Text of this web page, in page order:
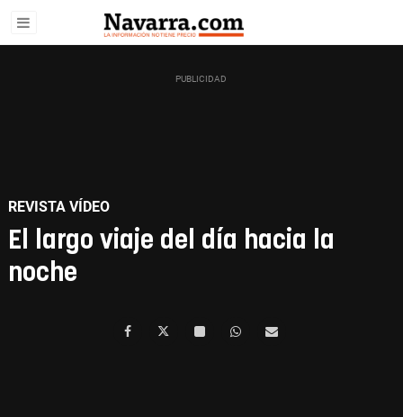
REVISTA VÍDEO
El largo viaje del día hacia la
noche